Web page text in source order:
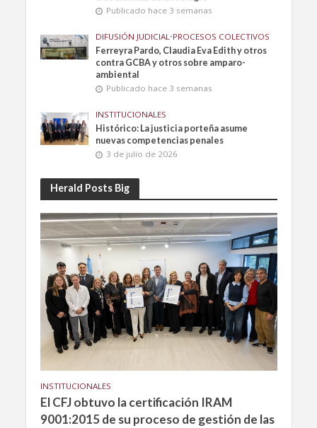
Publicado hace 3 semanas
DIFUSIÓN JUDICIAL•PROCESOS COLECTIVOS
Ferreyra Pardo, Claudia Eva Edith y otros
contra GCBA y otros sobre amparo-
ambiental
Publicado hace 3 semanas
INSTITUCIONALES
Histórico: La justicia porteña asume
nuevas competencias penales
3 de julio de 2026
Herald Posts Big
INSTITUCIONALES
El CFJ obtuvo la certificación IRAM
9001:2015 de su proceso de gestión de las